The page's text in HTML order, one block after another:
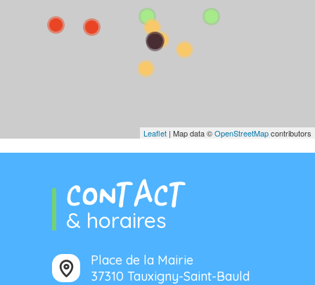
Leaflet | Map data ©OpenStreetMapcontributors
CONTACT
& horaires
Place de la Mairie
37310 Tauxigny-Saint-Bauld